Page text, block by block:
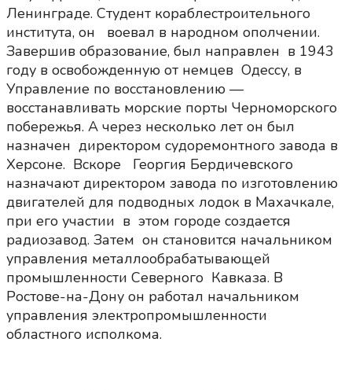
Ленинграде. Студент кораблестроительного
института, он воевал в народном ополчении.
Завершив образование, был направлен в 1943
году в освобожденную от немцев Одессу, в
Управление по восстановлению —
восстанавливать морские порты Черноморского
побережья. А через несколько лет он был
назначен директором судоремонтного завода в
Херсоне. Вскоре Георгия Бердичевского
назначают директором завода по изготовлению
двигателей для подводных лодок в Махачкале,
при его участии в этом городе создается
радиозавод. Затем он становится начальником
управления металлообрабатывающей
промышленности Северного Кавказа. В
Ростове-на-Дону он работал начальником
управления электропромышленности
областного исполкома.